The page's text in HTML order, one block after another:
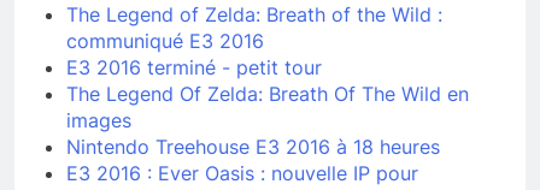
The Legend of Zelda: Breath of the Wild :
communiqué E3 2016
E3 2016 terminé - petit tour
The Legend Of Zelda: Breath Of The Wild en
images
Nintendo Treehouse E3 2016 à 18 heures
E3 2016 : Ever Oasis : nouvelle IP pour